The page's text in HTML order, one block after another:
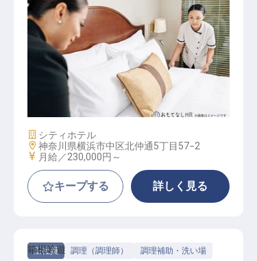
ハウスキーパー・インスペクション
施設業態
シティホテル
勤務地
神奈川県横浜市中区北仲通5丁目57−2
給与
月給／230,000円～
キープする 詳しく見る
正社員 調理（調理師） 調理補助・洗い場
箱根吟遊